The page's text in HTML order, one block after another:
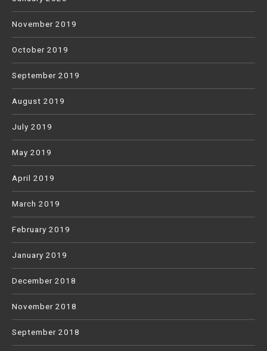
November 2019
October 2019
September 2019
August 2019
July 2019
May 2019
April 2019
March 2019
February 2019
January 2019
December 2018
November 2018
September 2018